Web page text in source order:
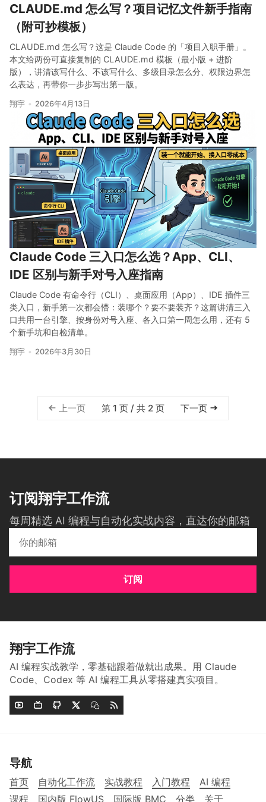
CLAUDE.md 怎么写？项目记忆文件新手指南
（附可抄模板）
CLAUDE.md 怎么写？这是 Claude Code 的「项目入职手册」。
本文给两份可直接复制的 CLAUDE.md 模板（最小版 + 进阶
版），讲清该写什么、不该写什么、多级目录怎么分、权限边界怎
么表达，再带你一步步写出第一版。
翔宇 2026年4月13日
Claude Code 三入口怎么选？App、CLI、
IDE 区别与新手对号入座指南
Claude Code 有命令行（CLI）、桌面应用（App）、IDE 插件三
类入口，新手第一次都会懵：装哪个？要不要装齐？这篇讲清三入
口共用一台引擎、按身份对号入座、各入口第一周怎么用，还有 5
个新手坑和自检清单。
翔宇 2026年3月30日
上一页 第 1 页 / 共 2 页 下一页
订阅翔宇工作流
每周精选 AI 编程与自动化实战内容，直达你的邮箱
订阅
翔宇工作流
AI 编程实战教学，零基础跟着做就出成果。用 Claude
Code、Codex 等 AI 编程工具从零搭建真实项目。
导航
首页 自动化工作流 实战教程 入门教程
AI 编程
课程
国内版 FlowUS 国际版 BMC 分类 关于